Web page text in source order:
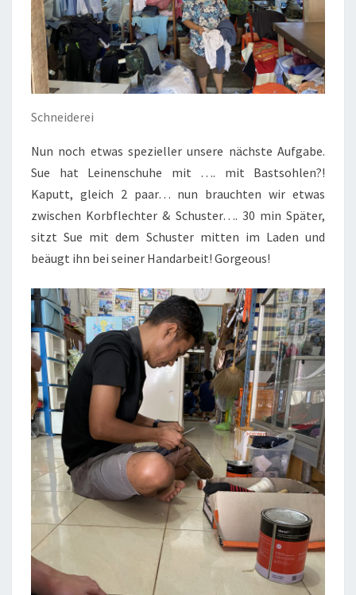
Schneiderei
Nun noch etwas spezieller unsere nächste Aufgabe.
Sue hat Leinenschuhe mit …. mit Bastsohlen?!
Kaputt, gleich 2 paar… nun brauchten wir etwas
zwischen Korbflechter & Schuster…. 30 min Später,
sitzt Sue mit dem Schuster mitten im Laden und
beäugt ihn bei seiner Handarbeit! Gorgeous!